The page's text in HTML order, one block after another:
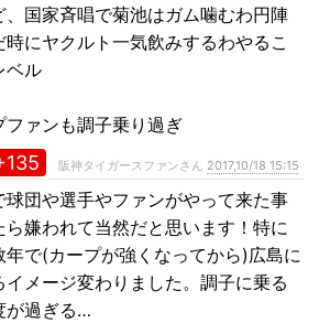
、国家斉唱で菊池はガム噛むわ円陣
時にヤクルト一気飲みするわやるこ
ベル
ファンも調子乗り過ぎ
阪神タイガースファンさん 2017,10/18 15:15
球団や選手やファンがやって来た事
ら嫌われて当然だと思います！特に
年で(カープが強くなってから)広島に
イメージ変わりました。調子に乗る
が過ぎる…